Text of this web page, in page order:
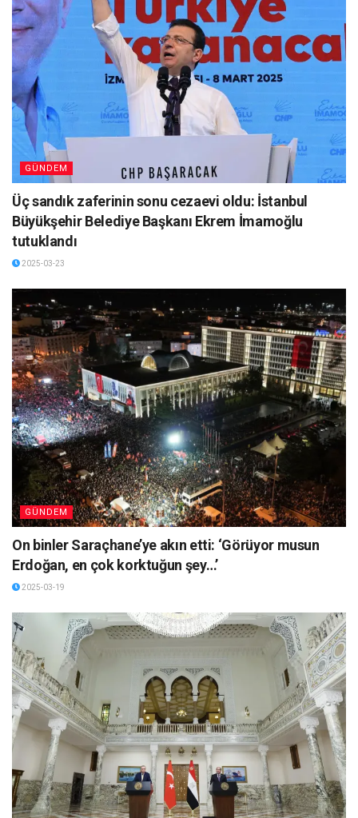
GÜNDEM
Üç sandık zaferinin sonu cezaevi oldu: İstanbul
Büyükşehir Belediye Başkanı Ekrem İmamoğlu
tutuklandı
2025-03-23
GÜNDEM
On binler Saraçhane’ye akın etti: ‘Görüyor musun
Erdoğan, en çok korktuğun şey…’
2025-03-19